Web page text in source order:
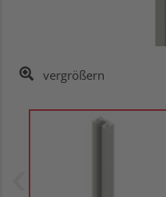
vergrößern